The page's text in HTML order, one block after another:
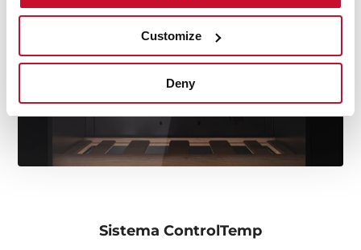
Customize
Deny
Sistema ControlTemp